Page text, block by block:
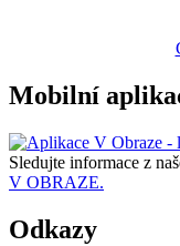
Mobilní
Sledujte informace z
V OBRAZE.
Odkazy